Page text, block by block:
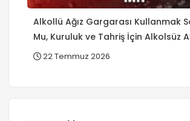
Alkollü Ağız Gargarası Kullanmak
Mu, Kuruluk ve Tahriş İçin Alkolsüz
Var Mı?
22 Temmuz 2026